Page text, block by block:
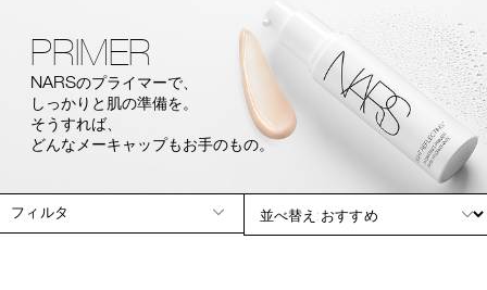
swipe
left
or
right
on
your
access
PRIMER
NARSのプライマーで、
しっかりと肌の準備を。
そうすれば、
どんなメーキャップもお手のもの。
フィルタ